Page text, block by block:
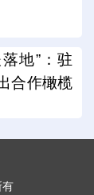
地”：驻
合作橄榄
有